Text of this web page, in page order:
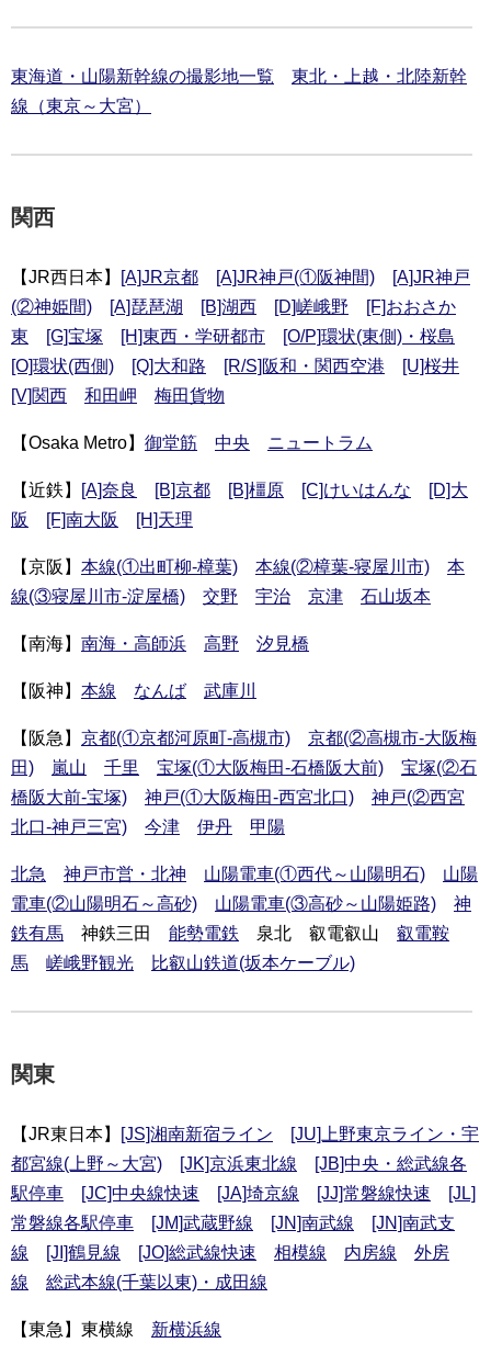
東海道・山陽新幹線の撮影地一覧
東北・上越・北陸新幹
線（東京～大宮）
関西
【JR西日本】 [A]JR京都 [A]JR神戸(①阪神間)
[A]JR神戸
(②神姫間)
[A]琵琶湖 [B]湖西 [D]嵯峨野
[F]おおさか
東
[G]宝塚 [H]東西・学研都市
[O/P]環状(東側)・桜島
[O]環状(西側)
[Q]大和路 [R/S]阪和・関西空港
[U]桜井
[V]関西
和田岬 梅田貨物
【Osaka Metro】 御堂筋 中央 ニュートラム
【近鉄】 [A]奈良 [B]京都 [B]橿原 [C]けいはんな
[D]大
阪
[F]南大阪 [H]天理
【京阪】 本線(①出町柳-樟葉) 本線(②樟葉-寝屋川市)
本
線(③寝屋川市-淀屋橋)
交野 宇治 京津 石山坂本
【南海】 南海・高師浜 高野 汐見橋
【阪神】 本線 なんば 武庫川
【阪急】 京都(①京都河原町-高槻市)
京都(②高槻市-大阪梅
田)
嵐山 千里 宝塚(①大阪梅田-石橋阪大前)
宝塚(②石
橋阪大前-宝塚)
神戸(①大阪梅田-西宮北口)
神戸(②西宮
北口-神戸三宮)
今津 伊丹 甲陽
北急 神戸市営・北神 山陽電車(①西代～山陽明石)
山陽
電車(②山陽明石～高砂)
山陽電車(③高砂～山陽姫路)
神
鉄有馬 神鉄三田 能勢電鉄 泉北 叡電叡山 叡電鞍
馬
嵯峨野観光 比叡山鉄道(坂本ケーブル)
関東
【JR東日本】 [JS]湘南新宿ライン
[JU]上野東京ライン・宇
都宮線(上野～大宮)
[JK]京浜東北線
[JB]中央・総武線各
駅停車
[JC]中央線快速 [JA]埼京線 [JJ]常磐線快速
[JL]
常磐線各駅停車
[JM]武蔵野線 [JN]南武線
[JN]南武支
線
[JI]鶴見線 [JO]総武線快速 相模線 内房線
外房
線
総武本線(千葉以東)・成田線
【東急】東横線 新横浜線